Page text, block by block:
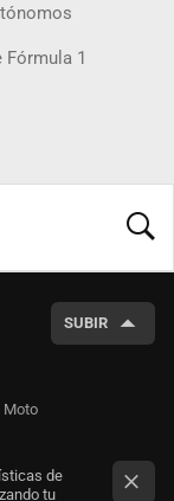
Fórmula 1
SUBIR
Moto
de
tu